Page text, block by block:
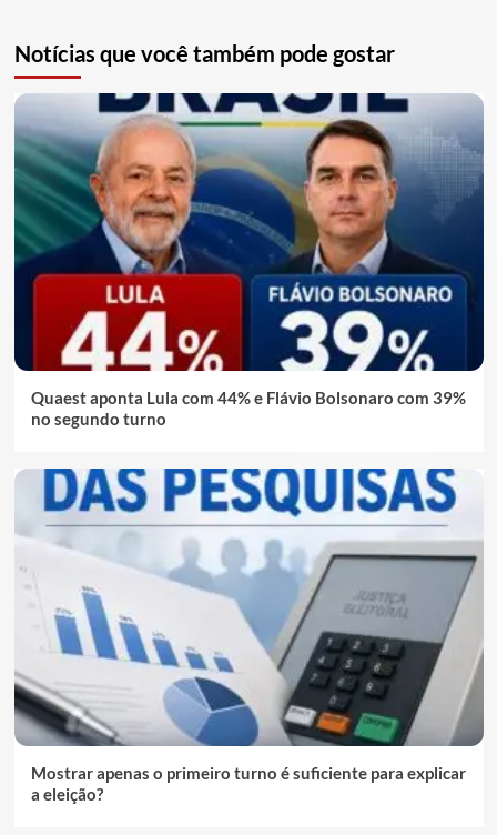
Notícias que você também pode gostar
Quaest aponta Lula com 44% e Flávio Bolsonaro com 39%
no segundo turno
Mostrar apenas o primeiro turno é suficiente para explicar
a eleição?